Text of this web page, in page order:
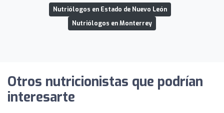
Nutriólogos en Estado de Nuevo León
Nutriólogos en Monterrey
Otros nutricionistas que podrían
interesarte